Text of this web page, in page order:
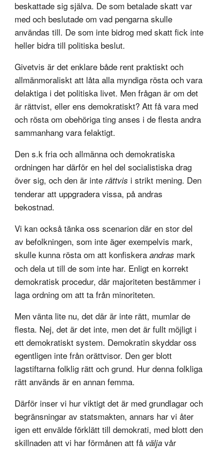
beskattade sig själva. De som betalade skatt var
med och beslutade om vad pengarna skulle
användas till. De som inte bidrog med skatt fick inte
heller bidra till politiska beslut.
Givetvis är det enklare både rent praktiskt och
allmänmoraliskt att låta alla myndiga rösta och vara
delaktiga i det politiska livet. Men frågan är om det
är rättvist, eller ens demokratiskt? Att få vara med
och rösta om obehöriga ting anses i de flesta andra
sammanhang vara felaktigt.
Den s.k fria och allmänna och demokratiska
ordningen har därför en hel del socialistiska drag
över sig, och den är inte rättvis i strikt mening. Den
tenderar att uppgradera vissa, på andras
bekostnad.
Vi kan också tänka oss scenarion där en stor del
av befolkningen, som inte äger exempelvis mark,
skulle kunna rösta om att konfiskera andras mark
och dela ut till de som inte har. Enligt en korrekt
demokratisk procedur, där majoriteten bestämmer i
laga ordning om att ta från minoriteten.
Men vänta lite nu, det där är inte rätt, mumlar de
flesta. Nej, det är det inte, men det är fullt möjligt i
ett demokratiskt system. Demokratin skyddar oss
egentligen inte från orättvisor. Den ger blott
lagstiftarna folklig rätt och grund. Hur denna folkliga
rätt används är en annan femma.
Därför inser vi hur viktigt det är med grundlagar och
begränsningar av statsmakten, annars har vi åter
igen ett envälde förklätt till demokrati, med blott den
skillnaden att vi har förmånen att få välja vår